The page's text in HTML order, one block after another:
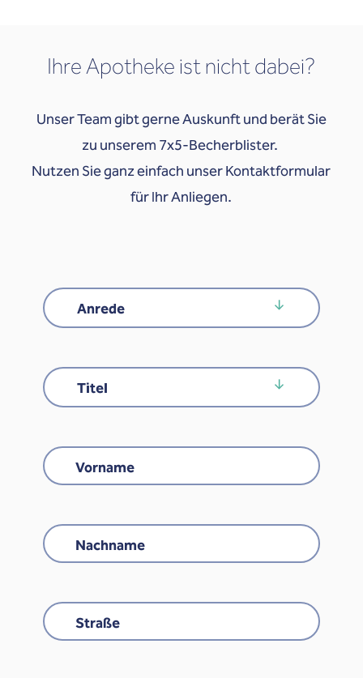
Ihre Apotheke ist nicht dabei?
Unser Team gibt gerne Auskunft und berät Sie
zu unserem 7x5-Becherblister.
Nutzen Sie ganz einfach unser Kontaktformular
für Ihr Anliegen.
Anrede
Titel Titel
Vorname
Nachname
Straße